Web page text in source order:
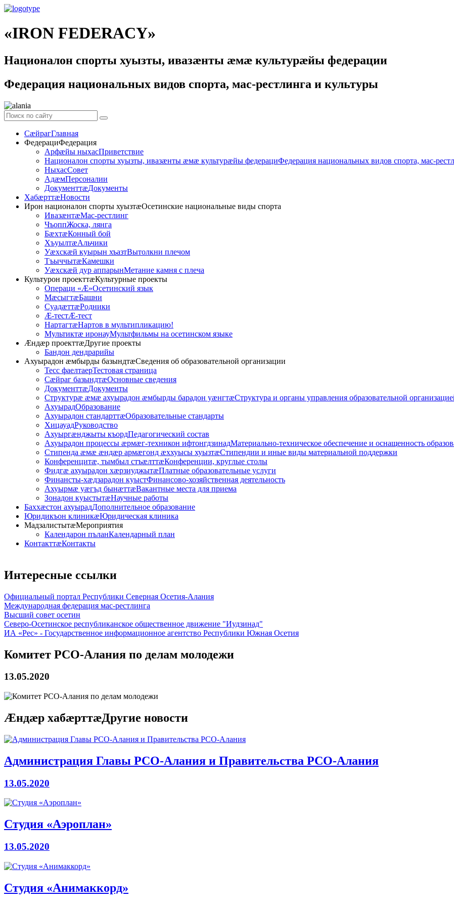
«IRON FEDERACY»
Националон спорты хуызты, ивазӕнты ӕмӕ культурӕйы федерации
Федерация национальных видов спорта, мас-рестлинга и культуры
СӕйрагГлавная
ФедерациФедерация
Арфæйы ныхасПриветствие
Националон спорты хуызты, ивазæнты æмæ культурæйы федерациФедерация национальных видов спорта, мас-
НыхасСовет
АдӕмПерсоналии
ДокументтӕДокументы
ХабӕрттӕНовости
Ирон националон спорты хуызтӕОсетинские национальные виды спорта
ИвазӕнтӕМас-рестлинг
ЧъоппЖоска, лянга
БӕхтӕКонный бой
ХъуылтӕАльчики
Уæхскæй куырын хъазтВытолкни плечом
ТъыччытӕКамешки
Уæхскæй дур аппарынМетание камня с плеча
Культурон проекттӕКультурные проекты
Операци «Ӕ»Осетинский язык
МӕсыгтӕБашни
СуадӕттӕРодники
Æ-тестÆ-тест
НартагтӕНартов в мультипликацию!
Мультиктæ иронауМультфильмы на осетинском языке
Æндӕр проекттӕДругие проекты
Бандон дендрарийы
Ахуырадон ӕмбырды базындтӕСведения об образовательной организации
Тесс фаелтаерТестовая страница
Сӕйраг базындтӕОсновные сведения
ДокументтӕДокументы
Структурӕ ӕмӕ ахуырадон ӕмбырды барадон уӕнгтӕСтруктура и органы управления образовательной
АхуырадОбразование
Ахуырадон стандарттӕОбразовательные стандарты
ХицауадРуководство
Ахуыргӕнджыты къордПедагогический состав
Ахуырадон процессы ӕрмӕг-техникон ифтонгдзинадМатериально-техническое обеспечение и оснащенность
Стипенда ӕмӕ ӕндӕр армӕгонд ӕххуысы хуызтӕСтипендии и иные виды материальной поддержки
Конференцитӕ, тымбыл стъӕлттӕКонференции, круглые столы
Фидгӕ ахуырадон хӕрзиуджытӕПлатные образовательные услуги
Финансты-хӕдзарадон куыстФинансово-хозяйственная деятельность
Ахуырмӕ уӕгъд бынӕттӕВакантные места для приема
Зонадон куыстытӕНаучные работы
Баххӕстон ахуырадДополнительное образование
Юридикъон клиникӕЮридическая клиника
МадзалистытӕМероприятия
Календарон пъланКалендарный план
КонтакттӕКонтакты
Интересные ссылки
Официальный портал Республики Северная Осетия-Алания
Международная федерация мас-рестлинга
Высший совет осетин
Северо-Осетинское республиканское общественное движение "Иудзинад"
ИА «Рес» - Государственное информационное агентство Республики Южная Осетия
Комитет РСО-Алания по делам молодежи
13.05.2020
Æндӕр хабӕрттӕДругие новости
Администрация Главы РСО-Алания и Правительства РСО-Алания
13.05.2020
Студия «Аэроплан»
13.05.2020
Студия «Анимаккорд»